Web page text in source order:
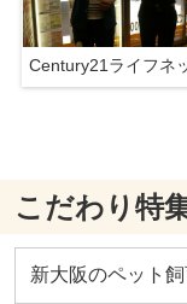
こだわり特
新大阪のペット